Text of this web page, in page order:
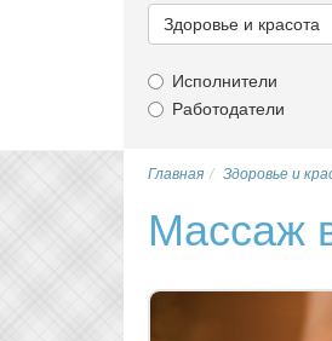
категорию...
Здоровье и красота
Исполнители
Работодатели
Главная Здоровье и
Массаж